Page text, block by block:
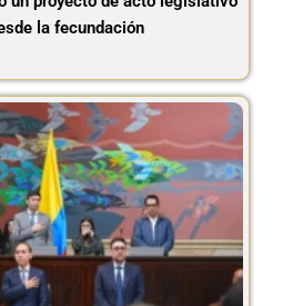
la fecundación